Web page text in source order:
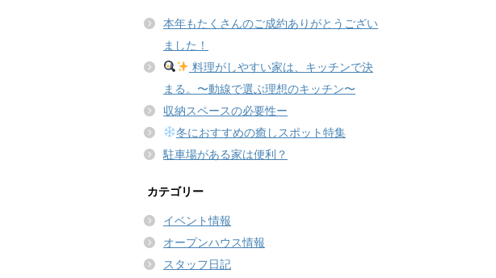
本年もたくさんのご成約ありがとうござい
ました！
料理がしやすい家は、キッチンで決
まる。〜動線で選ぶ理想のキッチン〜
収納スペースの必要性ー
冬におすすめの癒しスポット特集
駐車場がある家は便利？
カテゴリー
イベント情報
オープンハウス情報
スタッフ日記